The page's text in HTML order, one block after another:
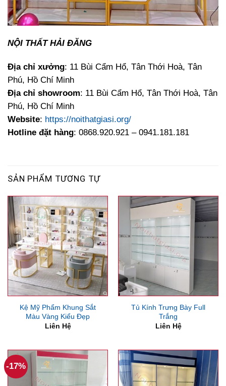
NỘI THẤT HẢI ĐĂNG
Địa chỉ xưởng: 11 Bùi Cẩm Hổ, Tân Thới Hoà, Tân
Phú, Hồ Chí Minh
Địa chỉ showroom: 11 Bùi Cẩm Hổ, Tân Thới Hoà, Tân
Phú, Hồ Chí Minh
Website: https://noithatgiasi.org/
Hotline đặt hàng: 0868.920.921 – 0941.181.181
SẢN PHẨM TƯƠNG TỰ
Kệ Mỹ Phẩm Khung Sắt
Màu Vàng Kiểu Đẹp
Liên Hệ
Tủ Kính Trưng Bày Full
Trắng
Liên Hệ
-17%